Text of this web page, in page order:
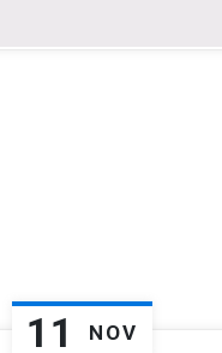
11 NOV